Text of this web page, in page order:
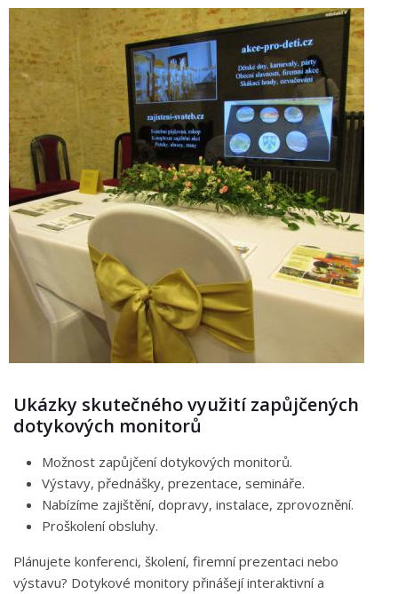
Ukázky skutečného využitízapůjčených
dotykových monitorů
Možnost zapůjčení dotykových monitorů.
Výstavy, přednášky, prezentace, semináře.
Nabízíme zajištění, dopravy, instalace, zprovoznění.
Proškolení obsluhy.
Plánujete konferenci, školení, firemní prezentaci nebo
výstavu? Dotykové monitory přinášejí interaktivní a